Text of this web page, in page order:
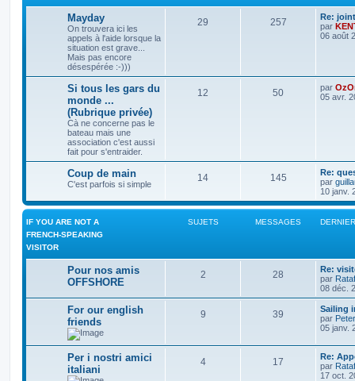
Mayday
On trouvera ici les
appels à l'aide lorsque la
situation est grave...
Mais pas encore
désespérée :-)))
29 257
Re:
par
06 août
Si tous les gars du
monde ...
(Rubrique privée)
Cà ne concerne pas le
bateau mais une
association c'est aussi
fait pour s'entraider.
12 50 par
05 avr.
Coup de main
C'est parfois si simple
14 145
Re:
par
10 janv.
IF YOU ARE NOT A
FRENCH-SPEAKING
VISITOR
SUJETS MESSAGES
Pour nos amis
OFFSHORE
2 28
Re:
par
08 déc.
For our english
friends
9 39
Sailing
par
05 janv.
Per i nostri amici
italiani
4 17
Re:
par
17 oct.